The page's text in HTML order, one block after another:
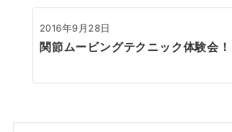
2016年9月28日
関節ムービングテクニック体験会！